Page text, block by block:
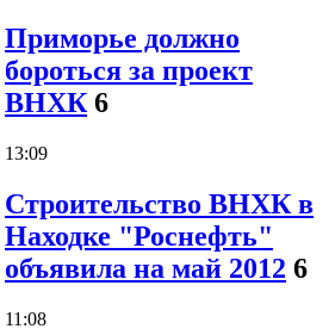
Приморье должно
бороться за проект
ВНХК 6
13:09
Строительство ВНХК в
Находке "Роснефть"
объявила на май 2012 6
11:08